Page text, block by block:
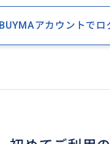
BUYMAアカウントでロ